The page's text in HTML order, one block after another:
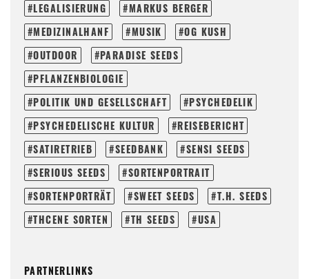
LEGALISIERUNG
MARKUS BERGER
MEDIZINALHANF
MUSIK
OG KUSH
OUTDOOR
PARADISE SEEDS
PFLANZENBIOLOGIE
POLITIK UND GESELLSCHAFT
PSYCHEDELIK
PSYCHEDELISCHE KULTUR
REISEBERICHT
SATIRETRIEB
SEEDBANK
SENSI SEEDS
SERIOUS SEEDS
SORTENPORTRAIT
SORTENPORTRÄT
SWEET SEEDS
T.H. SEEDS
THCENE SORTEN
TH SEEDS USA
PARTNERLINKS